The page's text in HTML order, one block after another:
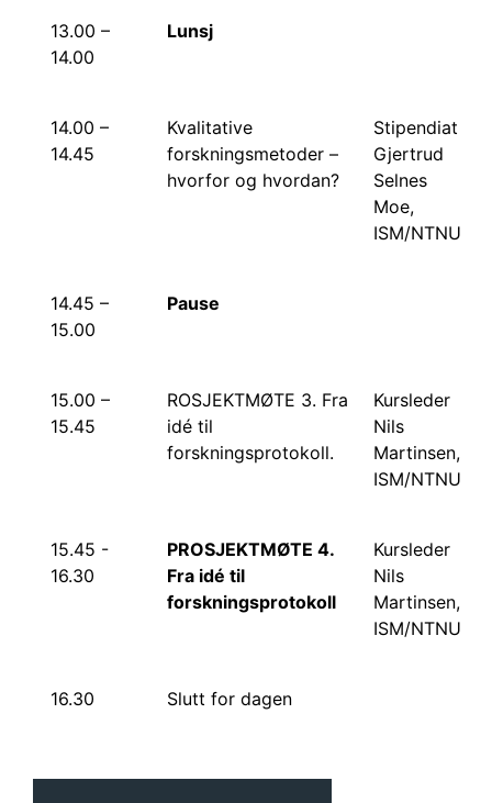
13.00 –
14.00
Lunsj
14.00 –
14.45
Kvalitative
forskningsmetoder –
hvorfor og hvordan?
Stipendiat
Gjertrud
Selnes
Moe,
ISM/NTNU
14.45 –
15.00
Pause
15.00 –
15.45
ROSJEKTMØTE 3. Fra
idé til
forskningsprotokoll.
Kursleder
Nils
Martinsen,
ISM/NTNU
15.45 -
16.30
PROSJEKTMØTE 4.
Fra idé til
forskningsprotokoll
Kursleder
Nils
Martinsen,
ISM/NTNU
16.30 Slutt for dagen